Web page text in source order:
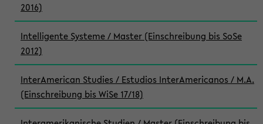
2016)
Intelligente Systeme / Master (Einschreibung bis SoSe
2012)
InterAmerican Studies / Estudios InterAmericanos / M.A.
(Einschreibung bis WiSe 17/18)